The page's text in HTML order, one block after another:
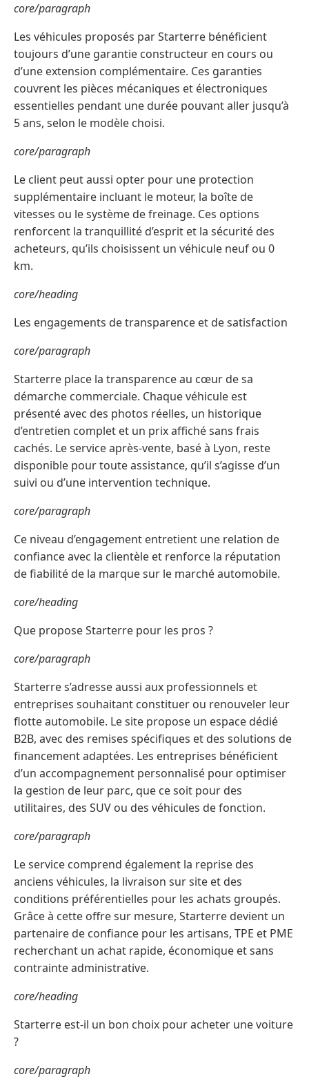
core/paragraph
Les véhicules proposés par Starterre bénéficient
toujours d’une garantie constructeur en cours ou
d’une extension complémentaire. Ces garanties
couvrent les pièces mécaniques et électroniques
essentielles pendant une durée pouvant aller jusqu’à
5 ans, selon le modèle choisi.
core/paragraph
Le client peut aussi opter pour une protection
supplémentaire incluant le moteur, la boîte de
vitesses ou le système de freinage. Ces options
renforcent la tranquillité d’esprit et la sécurité des
acheteurs, qu’ils choisissent un véhicule neuf ou 0
km.
core/heading
Les engagements de transparence et de satisfaction
core/paragraph
Starterre place la transparence au cœur de sa
démarche commerciale. Chaque véhicule est
présenté avec des photos réelles, un historique
d’entretien complet et un prix affiché sans frais
cachés. Le service après-vente, basé à Lyon, reste
disponible pour toute assistance, qu’il s’agisse d’un
suivi ou d’une intervention technique.
core/paragraph
Ce niveau d’engagement entretient une relation de
confiance avec la clientèle et renforce la réputation
de fiabilité de la marque sur le marché automobile.
core/heading
Que propose Starterre pour les pros ?
core/paragraph
Starterre s’adresse aussi aux professionnels et
entreprises souhaitant constituer ou renouveler leur
flotte automobile. Le site propose un espace dédié
B2B, avec des remises spécifiques et des solutions de
financement adaptées. Les entreprises bénéficient
d’un accompagnement personnalisé pour optimiser
la gestion de leur parc, que ce soit pour des
utilitaires, des SUV ou des véhicules de fonction.
core/paragraph
Le service comprend également la reprise des
anciens véhicules, la livraison sur site et des
conditions préférentielles pour les achats groupés.
Grâce à cette offre sur mesure, Starterre devient un
partenaire de confiance pour les artisans, TPE et PME
recherchant un achat rapide, économique et sans
contrainte administrative.
core/heading
Starterre est-il un bon choix pour acheter une voiture
?
core/paragraph